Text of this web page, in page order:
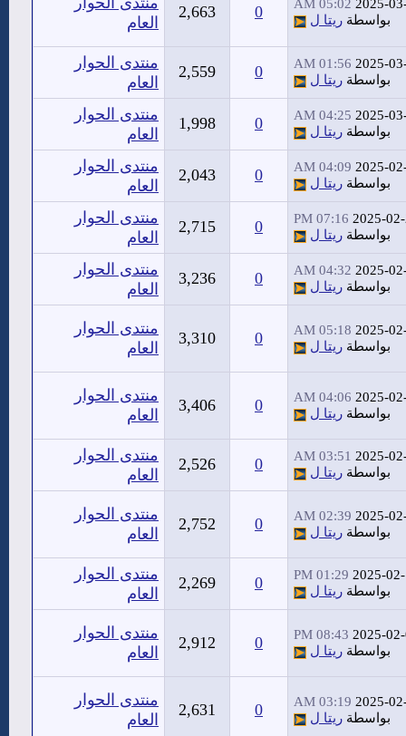
2025-
05:02 AM
بواسطة ريتا ل 0
2,663
العام
2025-
01:56 AM
بواسطة ريتا ل 0
2,559
منتدى الحوار
العام
2025-
04:25 AM
بواسطة ريتا ل 0
1,998
منتدى الحوار
العام
2025-
04:09 AM
بواسطة ريتا ل 0
2,043
منتدى الحوار
العام
2025-
07:16 PM
بواسطة ريتا ل 0
2,715
منتدى الحوار
العام
2025-
04:32 AM
بواسطة ريتا ل 0
3,236
منتدى الحوار
العام
2025-
05:18 AM
بواسطة ريتا ل 0
3,310
منتدى الحوار
العام
2025-
04:06 AM
بواسطة ريتا ل 0
3,406
منتدى الحوار
العام
2025-
03:51 AM
بواسطة ريتا ل 0
2,526
منتدى الحوار
العام
2025-
02:39 AM
بواسطة ريتا ل 0
2,752
منتدى الحوار
العام
2025-
01:29 PM
بواسطة ريتا ل 0
2,269
منتدى الحوار
العام
2025-
08:43 PM
بواسطة ريتا ل 0
2,912
منتدى الحوار
العام
2025-
03:19 AM
بواسطة ريتا ل 0
2,631
منتدى الحوار
العام